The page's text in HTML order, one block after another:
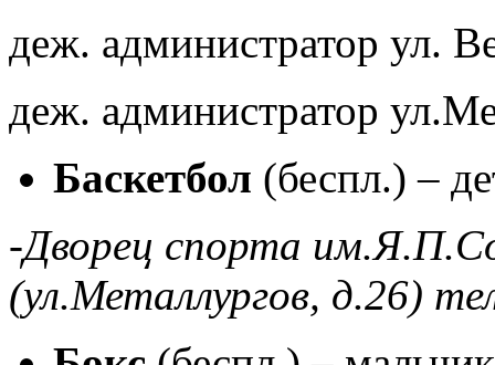
деж. администратор ул.
деж. администратор
Баскетбол (беспл.) –
-Дворец спорта
(ул.Металлургов, д.26)